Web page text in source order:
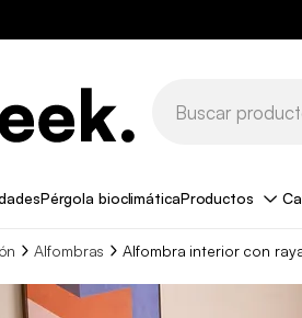
Pérgola bioclimáticaProductos
Alfombras Alfombra interior con